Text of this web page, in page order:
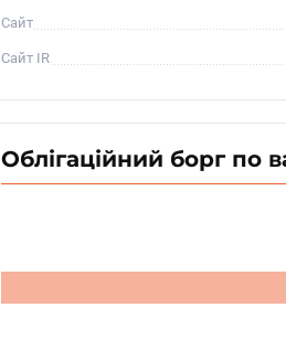
Сайт
Сайт IR
Облігаційний борг по